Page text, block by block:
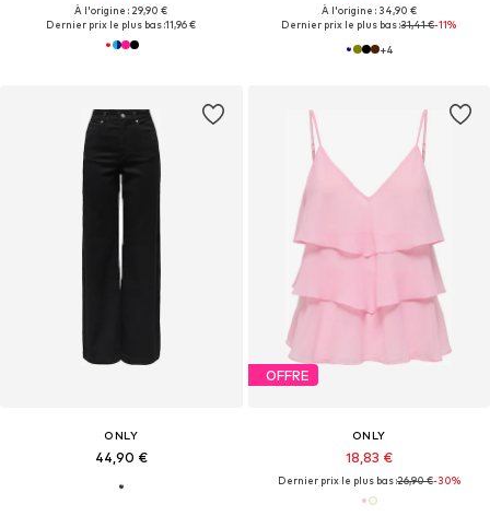
À l'origine : 29,90 €
Dernier prix le plus bas :11,96 €
À l'origine : 34,90 €
Dernier prix le plus bas :31,41 €-11%
+4
ONLY
44,90 €
OFFRE
ONLY
18,83 €
Dernier prix le plus bas :26,90 €-30%